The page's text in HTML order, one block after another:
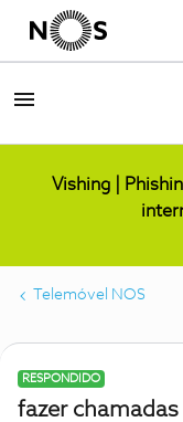
Vishing |
Telemóvel NOS
RESPONDIDO
fazer